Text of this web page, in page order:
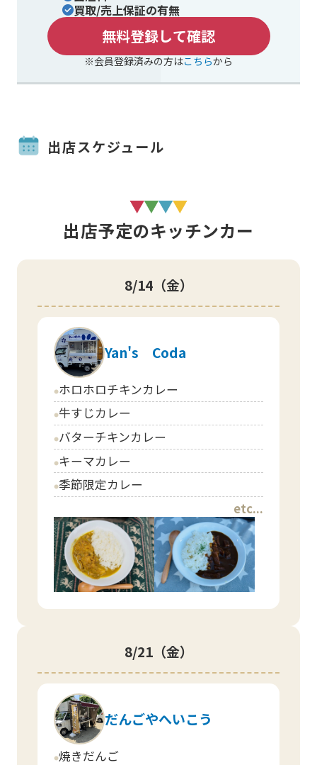
買取/売上保証の有無
無料登録して確認
※会員登録済みの方はこちらから
出店スケジュール
出店予定のキッチンカー
8/14（金）
Yan's Coda
circleホロホロチキンカレー
circle牛すじカレー
circleバターチキンカレー
circle キーマカレー
circle季節限定カレー
etc...
8/21（金）
だんごやへいこう
circle焼きだんご